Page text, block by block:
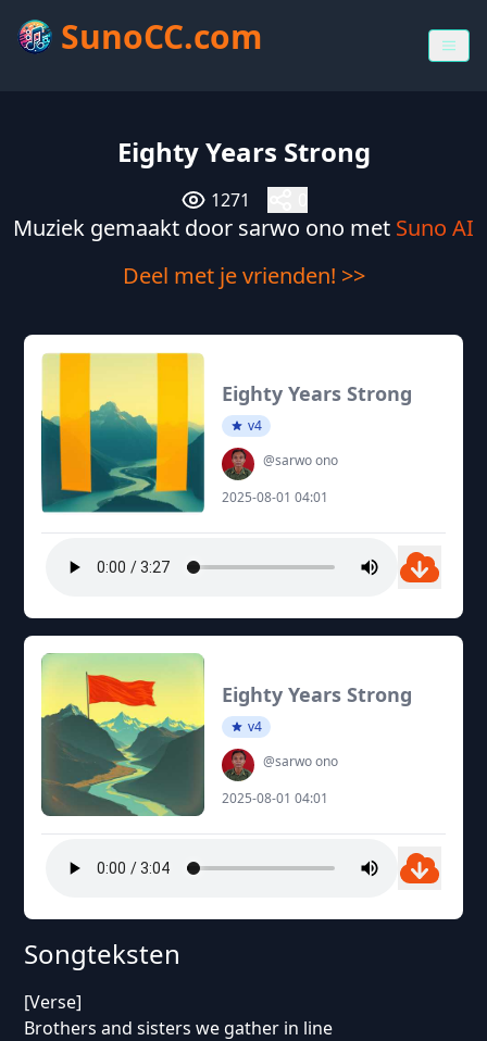
SunoCC.com
Eighty Years Strong
1271
Muziek gemaakt door sarwo ono met Suno AI
Deel met je vrienden! >>
Eighty Years Strong
v4
@sarwo ono
2025-08-01 04:01
Eighty Years Strong
v4
@sarwo ono
2025-08-01 04:01
Songteksten
[Verse]
Brothers and sisters we gather in line